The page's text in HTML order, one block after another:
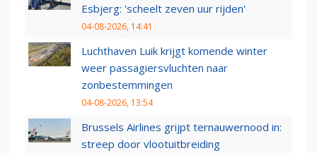
Esbjerg: 'scheelt zeven uur rijden'
04-08-2026, 14:41
Luchthaven Luik krijgt komende winter
weer passagiersvluchten naar
zonbestemmingen
04-08-2026, 13:54
Brussels Airlines grijpt ternauwernood in:
streep door vlootuitbreiding